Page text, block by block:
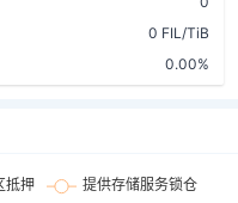
0 FIL/TiB
0.00%